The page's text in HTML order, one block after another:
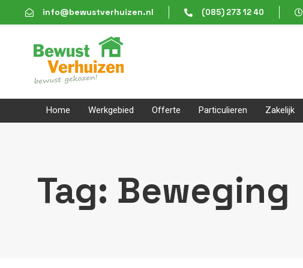
links
to
content
info@bewustverhuizen.nl (085) 273 12 40
Home Werkgebied Offerte Particulieren Zakelijk
Tag: Beweging